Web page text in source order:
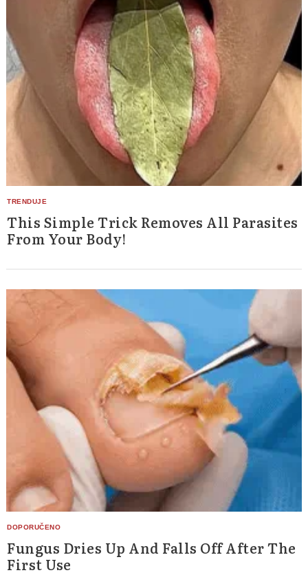
This Simple Trick Removes All Parasites
From Your Body!
Fungus Dries Up And Falls Off After The
First Use